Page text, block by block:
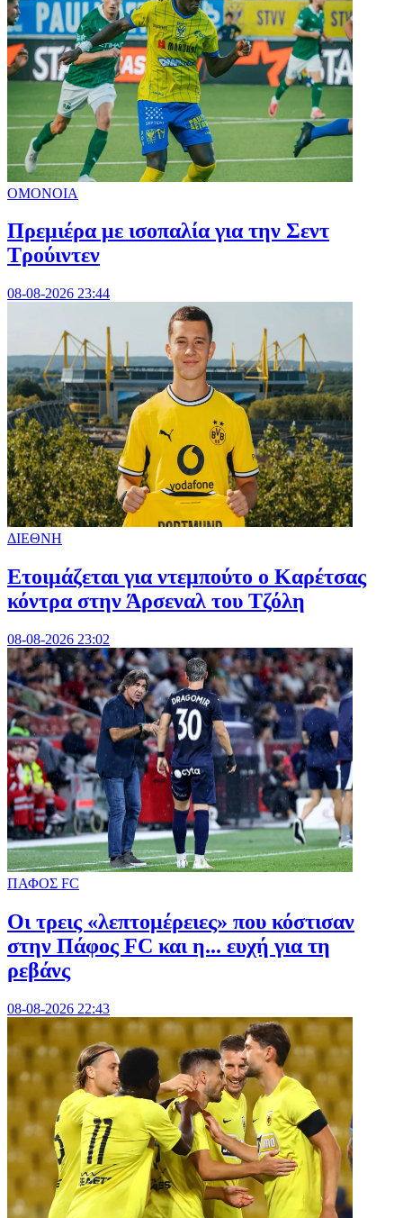
ΟΜΟΝΟΙΑ
Πρεμιέρα με ισοπαλία για την Σεντ
Τρούιντεν
08-08-2026 23:44
ΔΙΕΘΝΗ
Ετοιμάζεται για ντεμπούτο ο Καρέτσας
κόντρα στην Άρσεναλ του Τζόλη
08-08-2026 23:02
ΠΑΦΟΣ FC
Οι τρεις «λεπτομέρειες» που κόστισαν
στην Πάφος FC και η... ευχή για τη
ρεβάνς
08-08-2026 22:43